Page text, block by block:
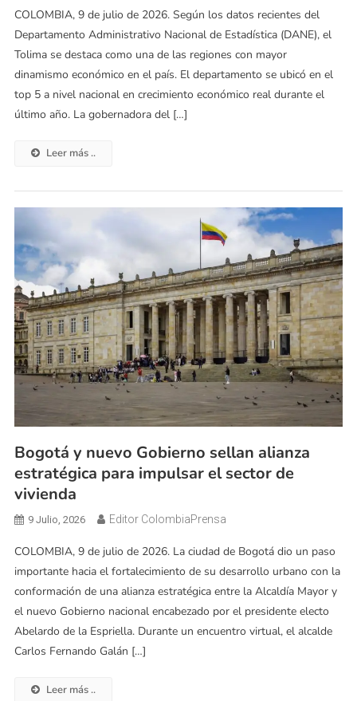
COLOMBIA, 9 de julio de 2026. Según los datos recientes del
Departamento Administrativo Nacional de Estadística (DANE), el
Tolima se destaca como una de las regiones con mayor
dinamismo económico en el país. El departamento se ubicó en el
top 5 a nivel nacional en crecimiento económico real durante el
último año. La gobernadora del […]
Leer más ..
Bogotá y nuevo Gobierno sellan alianza
estratégica para impulsar el sector de
vivienda
9 Julio, 2026 Editor ColombiaPrensa
COLOMBIA, 9 de julio de 2026. La ciudad de Bogotá dio un paso
importante hacia el fortalecimiento de su desarrollo urbano con la
conformación de una alianza estratégica entre la Alcaldía Mayor y
el nuevo Gobierno nacional encabezado por el presidente electo
Abelardo de la Espriella. Durante un encuentro virtual, el alcalde
Carlos Fernando Galán […]
Leer más ..